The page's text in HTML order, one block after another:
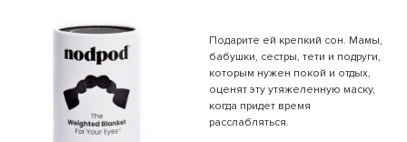
Подарите ей крепкий сон. Мамы,
бабушки, сестры, тети и подруги,
которым нужен покой и отдых,
оценят эту утяжеленную маску,
когда придет время
расслабляться.